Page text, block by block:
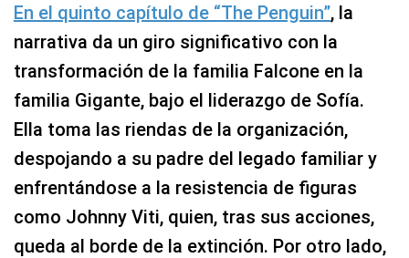
En el quinto capítulo de “The Penguin”, la
narrativa da un giro significativo con la
transformación de la familia Falcone en la
familia Gigante, bajo el liderazgo de Sofía.
Ella toma las riendas de la organización,
despojando a su padre del legado familiar y
enfrentándose a la resistencia de figuras
como Johnny Viti, quien, tras sus acciones,
queda al borde de la extinción. Por otro lado,